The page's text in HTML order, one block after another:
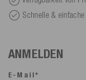
Schnelle &
ANMELDEN
E-Mail*